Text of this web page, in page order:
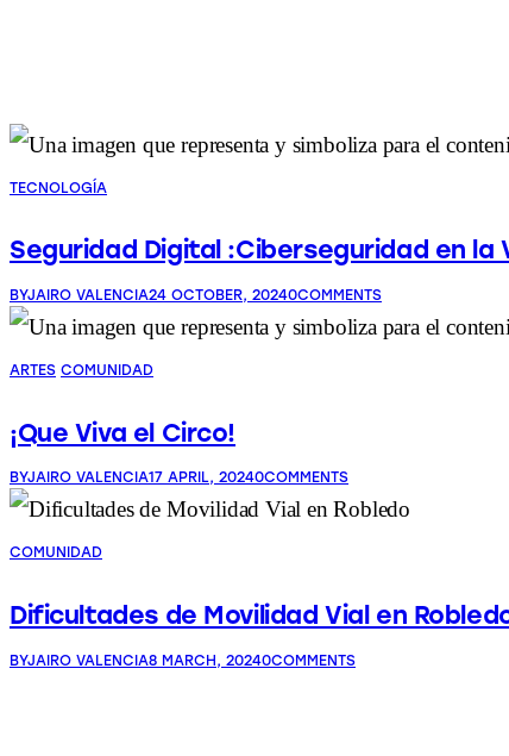
TECNOLOGÍA
Seguridad Digital :Ciberseguridad en la
BYJAIRO VALENCIA24 OCTOBER, 20240COMMENTS
ARTES COMUNIDAD
¡Que Viva el Circo!
BYJAIRO VALENCIA17 APRIL, 20240COMMENTS
COMUNIDAD
Dificultades de Movilidad Vial en
BYJAIRO VALENCIA8 MARCH, 20240COMMENTS